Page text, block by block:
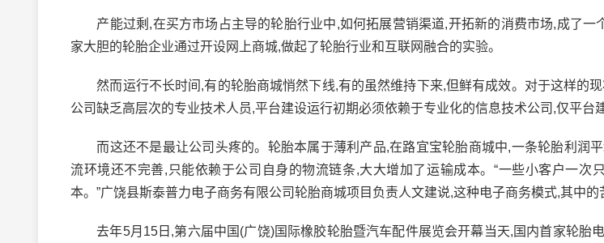
产能过剩,在买方市场占主导的轮胎行业中,如何拓展营销渠道,开拓新的消费市场,成了一
家大胆的轮胎企业通过开设网上商城,做起了轮胎行业和互联网融合的实验。
然而运行不长时间,有的轮胎商城悄然下线,有的虽然维持下来,但鲜有成效。对于这样的现
公司缺乏高层次的专业技术人员,平台建设运行初期必须依赖于专业化的信息技术公司,仅平台
而这还不是最让公司头疼的。轮胎本属于薄利产品,在路宜宝轮胎商城中,一条轮胎利润
流环境还不完善,只能依赖于公司自身的物流链条,大大增加了运输成本。“一些小客户一次
本。”广饶县斯泰普力电子商务有限公司轮胎商城项目负责人文建说,这种电子商务模式,其中的
去年5月15日,第六届中国(广饶)国际橡胶轮胎暨汽车配件展览会开幕当天,国内首家轮胎